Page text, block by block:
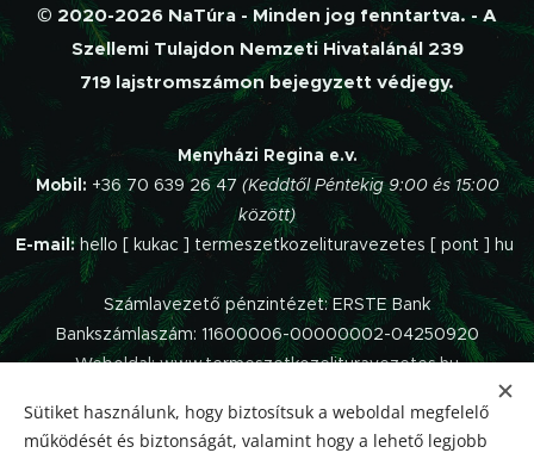
© 2020-2026 NaTúra - Minden jog fenntartva. - A
Szellemi Tulajdon Nemzeti Hivatalánál 239
719 lajstromszámon bejegyzett védjegy.
Menyházi Regina e.v.
Mobil: +36 70 639 26 47 (Keddtől Péntekig 9:00 és 15:00
között)
E-mail:hello [ kukac ] termeszetkozelituravezetes [ pont ] hu
Számlavezető pénzintézet: ERSTE Bank
Bankszámlaszám: 11600006-00000002-04250920
Weboldal: www.termeszetkozelituravezetes.hu
Az oldalt a Webnodeműködteti.
Sütiket használunk, hogy biztosítsuk a weboldal megfelelő
működését és biztonságát, valamint hogy a lehető legjobb